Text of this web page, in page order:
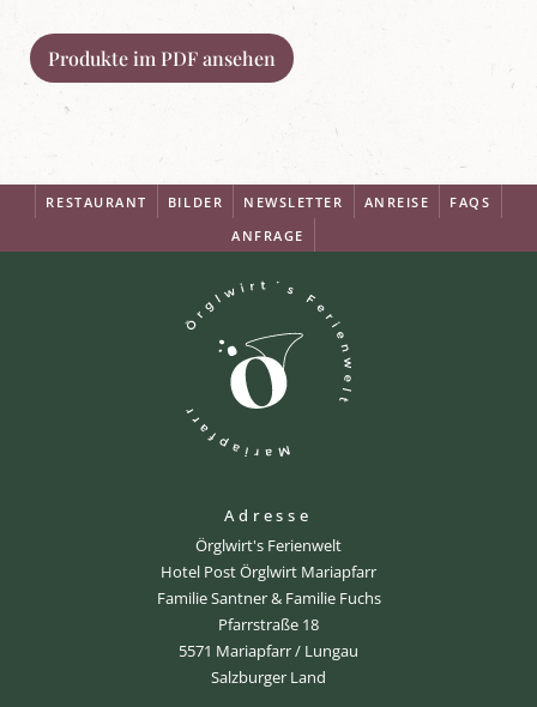
Produkte im PDF ansehen
RESTAURANT BILDER NEWSLETTER ANREISE
FAQS
ANFRAGE
Adresse
Örglwirt's Ferienwelt
Hotel Post Örglwirt Mariapfarr
Familie Santner & Familie Fuchs
Pfarrstraße 18
5571 Mariapfarr / Lungau
Salzburger Land